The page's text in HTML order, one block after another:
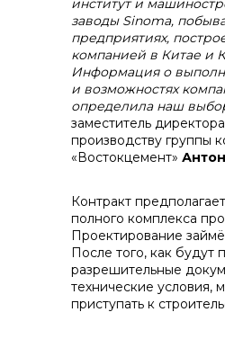
+7 (423) 234 50 50
институт и
заводы Sinoma,
предприятиях,
компанией в Китае и
Информация о
и возможностях
определила наш
заместитель
производству группы
«Востокцемент»
Контракт
полного комплекса
Проектирование
После того, как будут
разрешительные
технические условия,
приступать к